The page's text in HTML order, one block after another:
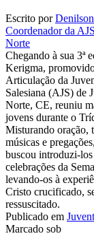
Escrito por
Coordenador da
Norte
Chegando à sua 3ª
Kerigma,
Articulação da
Salesiana (AJS) de
Norte, CE, reuniu
jovens durante o
Misturando oração,
músicas e
buscou introduzi-los
celebrações da
levando-os à
Cristo crucificado,
ressuscitado.
Publicado em
Marcado sob